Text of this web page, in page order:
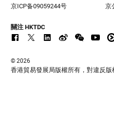
京ICP备09059244号 京
關注 HKTDC
© 2026
香港貿易發展局版權所有，對違反版